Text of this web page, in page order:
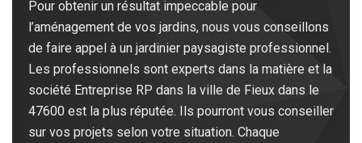
Pour obtenir un résultat impeccable pour
l’aménagement de vos jardins, nous vous conseillons
de faire appel à un jardinier paysagiste professionnel.
Les professionnels sont experts dans la matière et la
société Entreprise RP dans la ville de Fieux dans le
47600 est la plus réputée. Ils pourront vous conseiller
sur vos projets selon votre situation. Chaque